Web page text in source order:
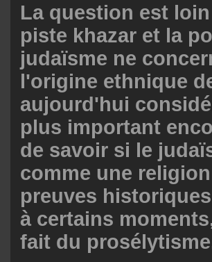
La question est
piste khazar et la
judaïsme ne
l'origine ethnique
aujourd'hui
plus important
de savoir si le
comme une
preuves
à certains
fait du